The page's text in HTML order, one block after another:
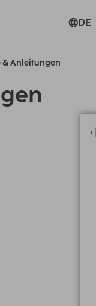
DE
& Anleitungen